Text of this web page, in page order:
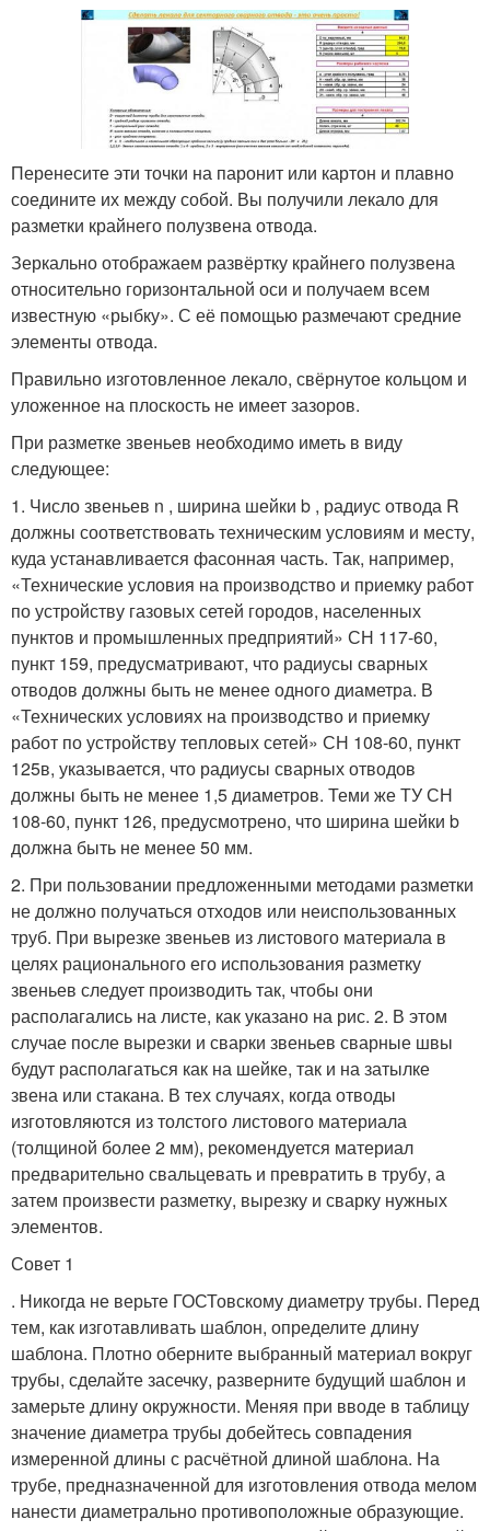
Перенесите эти точки на паронит или картон и плавно
соедините их между собой. Вы получили лекало для
разметки крайнего полузвена отвода.
Зеркально отображаем развёртку крайнего полузвена
относительно горизонтальной оси и получаем всем
известную «рыбку». С её помощью размечают средние
элементы отвода.
Правильно изготовленное лекало, свёрнутое кольцом и
уложенное на плоскость не имеет зазоров.
При разметке звеньев необходимо иметь в виду
следующее:
1. Число звеньев n , ширина шейки b , радиус отвода R
должны соответствовать техническим условиям и месту,
куда устанавливается фасонная часть. Так, например,
«Технические условия на производство и приемку работ
по устройству газовых сетей городов, населенных
пунктов и промышленных предприятий» СН 117-60,
пункт 159, предусматривают, что радиусы сварных
отводов должны быть не менее одного диаметра. В
«Технических условиях на производство и приемку
работ по устройству тепловых сетей» СН 108-60, пункт
125в, указывается, что радиусы сварных отводов
должны быть не менее 1,5 диаметров. Теми же ТУ СН
108-60, пункт 126, предусмотрено, что ширина шейки b
должна быть не менее 50 мм.
2. При пользовании предложенными методами разметки
не должно получаться отходов или неиспользованных
труб. При вырезке звеньев из листового материала в
целях рационального его использования разметку
звеньев следует производить так, чтобы они
располагались на листе, как указано на рис. 2. В этом
случае после вырезки и сварки звеньев сварные швы
будут располагаться как на шейке, так и на затылке
звена или стакана. В тех случаях, когда отводы
изготовляются из толстого листового материала
(толщиной более 2 мм), рекомендуется материал
предварительно свальцевать и превратить в трубу, а
затем произвести разметку, вырезку и сварку нужных
элементов.
Совет 1
. Никогда не верьте ГОСТовскому диаметру трубы. Перед
тем, как изготавливать шаблон, определите длину
шаблона. Плотно оберните выбранный материал вокруг
трубы, сделайте засечку, разверните будущий шаблон и
замерьте длину окружности. Меняя при вводе в таблицу
значение диаметра трубы добейтесь совпадения
измеренной длины с расчётной длиной шаблона. На
трубе, предназначенной для изготовления отвода мелом
нанести диаметрально противоположные образующие.